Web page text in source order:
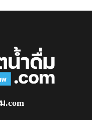
.com